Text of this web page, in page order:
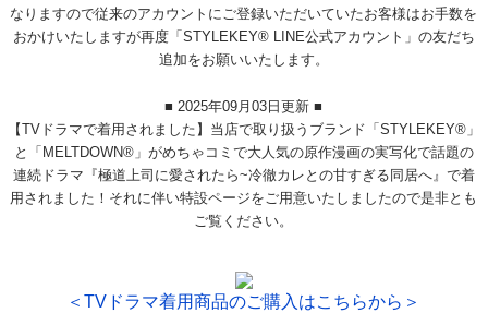
なりますので従来のアカウントにご登録いただいていたお客様はお手数を
おかけいたしますが再度「STYLEKEY® LINE公式アカウント」の友だち
追加をお願いいたします。
■ 2025年09月03日更新 ■
【TVドラマで着用されました】当店で取り扱うブランド「STYLEKEY®」
と「MELTDOWN®」がめちゃコミで大人気の原作漫画の実写化で話題の
連続ドラマ『極道上司に愛されたら~冷徹カレとの甘すぎる同居へ』で着
用されました！それに伴い特設ページをご用意いたしましたので是非とも
ご覧ください。
＜TVドラマ着用商品のご購入はこちらから＞